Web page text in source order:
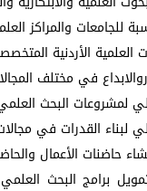
للجامعات والمراكز
العلمية الأردنية
في مختلف
لمشروعات البحث
لبناء القدرات في
حاضنات الأعمال
برامج البحث